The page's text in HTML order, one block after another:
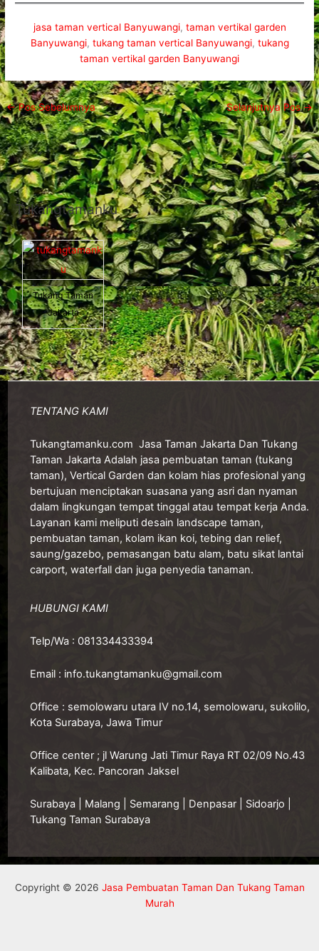
jasa taman vertical Banyuwangi, taman vertikal garden
Banyuwangi, tukang taman vertical Banyuwangi, tukang
taman vertikal garden Banyuwangi
←Pos Sebelumnya Selanjutnya Pos→
Tukangtamanku
Tukang Taman
Jakarta
TENTANG KAMI
Tukangtamanku.com Jasa Taman Jakarta Dan Tukang
Taman Jakarta Adalah jasa pembuatan taman (tukang
taman), Vertical Garden dan kolam hias profesional yang
bertujuan menciptakan suasana yang asri dan nyaman
dalam lingkungan tempat tinggal atau tempat kerja Anda.
Layanan kami meliputi desain landscape taman,
pembuatan taman, kolam ikan koi, tebing dan relief,
saung/gazebo, pemasangan batu alam, batu sikat lantai
carport, waterfall dan juga penyedia tanaman.
HUBUNGI KAMI
Telp/Wa : 081334433394
Email : info.tukangtamanku@gmail.com
Office : semolowaru utara IV no.14, semolowaru, sukolilo,
Kota Surabaya, Jawa Timur
Office center ; jl Warung Jati Timur Raya RT 02/09 No.43
Kalibata, Kec. Pancoran Jaksel
Surabaya Malang Semarang Denpasar Sidoarjo
Tukang Taman Surabaya
Copyright © 2026 Jasa Pembuatan Taman Dan Tukang Taman
Murah